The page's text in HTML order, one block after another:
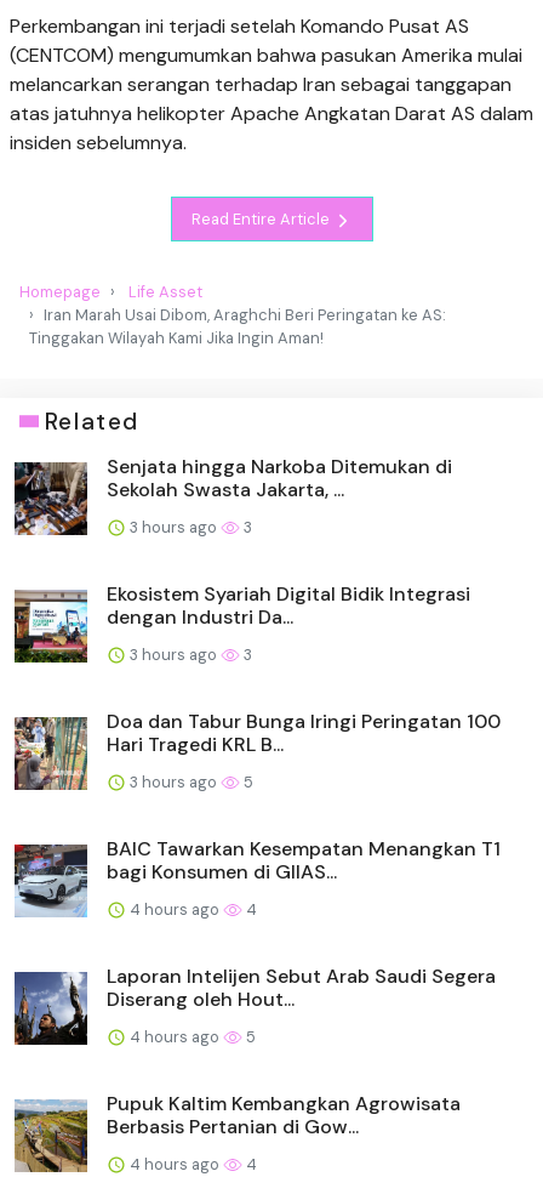
Perkembangan ini terjadi setelah Komando Pusat AS
(CENTCOM) mengumumkan bahwa pasukan Amerika mulai
melancarkan serangan terhadap Iran sebagai tanggapan
atas jatuhnya helikopter Apache Angkatan Darat AS dalam
insiden sebelumnya.
Read Entire Article
Homepage
Life Asset
Iran Marah Usai Dibom, Araghchi Beri Peringatan ke AS:
Tinggakan Wilayah Kami Jika Ingin Aman!
Related
Senjata hingga Narkoba Ditemukan di
Sekolah Swasta Jakarta, ...
3 hours ago 3
Ekosistem Syariah Digital Bidik Integrasi
dengan Industri Da...
3 hours ago 3
Doa dan Tabur Bunga Iringi Peringatan 100
Hari Tragedi KRL B...
3 hours ago 5
BAIC Tawarkan Kesempatan Menangkan T1
bagi Konsumen di GIIAS...
4 hours ago 4
Laporan Intelijen Sebut Arab Saudi Segera
Diserang oleh Hout...
4 hours ago 5
Pupuk Kaltim Kembangkan Agrowisata
Berbasis Pertanian di Gow...
4 hours ago 4